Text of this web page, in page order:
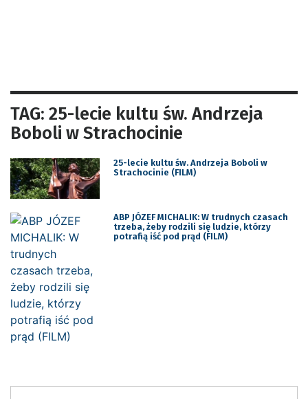
TAG: 25-lecie kultu św. Andrzeja
Boboli w Strachocinie
25-lecie kultu św. Andrzeja Boboli w
Strachocinie (FILM)
ABP JÓZEF MICHALIK: W trudnych czasach
trzeba, żeby rodzili się ludzie, którzy
potrafią iść pod prąd (FILM)